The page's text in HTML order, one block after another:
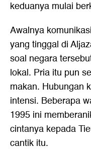
keduanya mulai
Awalnya
yang tinggal di
soal negara
lokal. Pria itu pun
makan. Hubungan
intensi. Beberapa
1995 ini
cintanya kepada
cantik itu.